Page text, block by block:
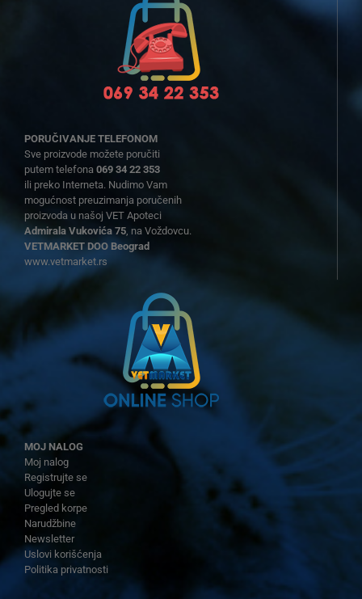
PORUČIVANJE TELEFONOM
Sve proizvode možete poručiti
putem telefona 069 34 22 353
ili preko Interneta. Nudimo Vam
mogućnost preuzimanja poručenih
proizvoda u našoj VET Apoteci
Admirala Vukovića 75, na Voždovcu.
VETMARKET DOO Beograd
www.vetmarket.rs
MOJ NALOG
Moj nalog
Registrujte se
Ulogujte se
Pregled korpe
Narudžbine
Newsletter
Uslovi korišćenja
Politika privatnosti